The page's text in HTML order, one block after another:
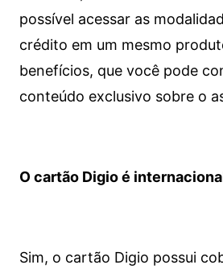
possível acessar as
crédito em um mesmo
benefícios, que você pode
conteúdo exclusivo sobre o
O cartão Digio é
Sim, o cartão Digio possui